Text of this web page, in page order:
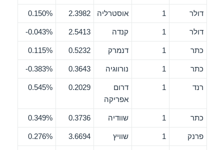
דולר 1 אוסטרליה 2.3982
0.150%
דולר 1 קנדה 2.5413
0.043%-
כתר 1 דנמרק 0.5232
0.115%
כתר 1 נורווגיה 0.3643
0.383%-
רנד 1
דרום
אפריקה
0.2029
0.545%
כתר 1 שוודיה 0.3736
0.349%
פרנק 1 שוויץ 3.6694
0.276%